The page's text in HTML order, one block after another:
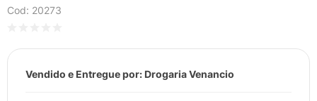
Cod: 20273
Vendido e Entregue por: Drogaria Venancio
9º
lenço umedecido